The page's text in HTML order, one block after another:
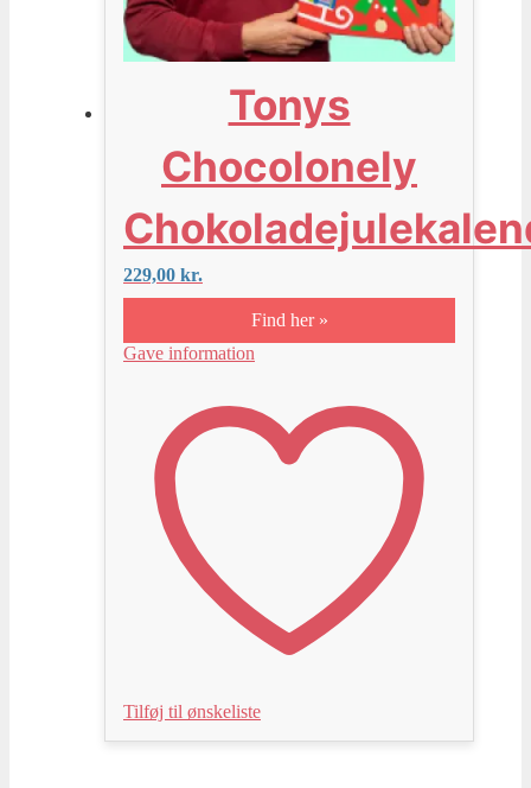
Tonys
Chocolonely
229,00 kr.
Find her »
Gave information
Tilføj til ønskeliste